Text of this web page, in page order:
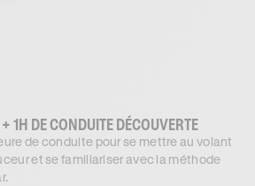
1H DE CONDUITE DÉCOUVERTE
de conduite pour se mettre au volant
et se familiariser avec la méthode